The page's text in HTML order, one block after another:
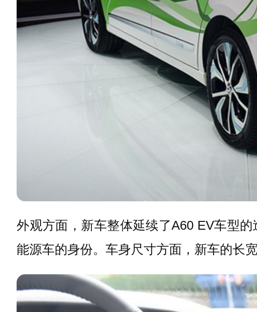
外观方面，新车整体延续了A60 EV车型
能源车的身份。车身尺寸方面，新车的长